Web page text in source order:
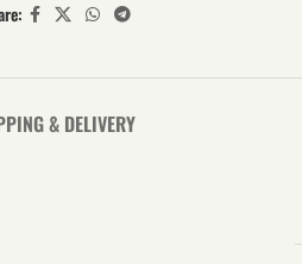
& DELIVERY